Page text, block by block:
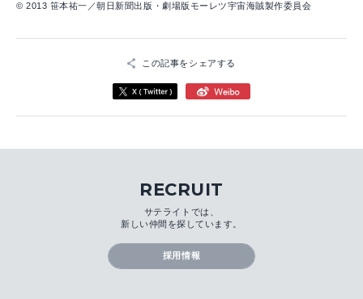
© 2013 笹本祐一／朝日新聞出版・劇場版モーレツ宇宙海賊製作委員会
この記事をシェアする
RECRUIT
サテライトでは、
新しい仲間を探しています。
採用情報